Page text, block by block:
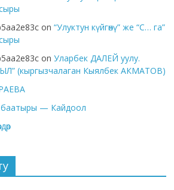
on“Улуктун күйгөнү” же “С… га”
onУларбек ДАЛЕЙ уулу.
(кыргызчалаган Кыялбек АКМАТОВ)
баатыры — Кайдоол